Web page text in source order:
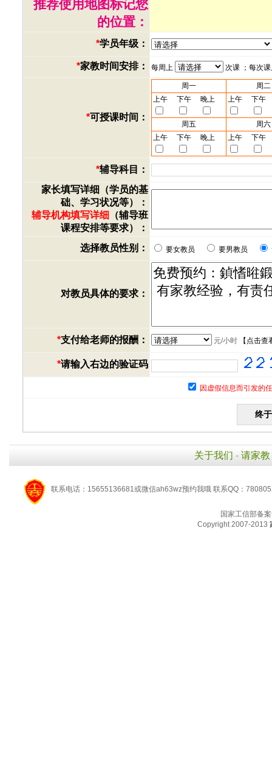
推荐使用地图标记您
的位置：
*学员年级：
*家教时间安排： 每周上 次课 ；每次
*可授课时间：
周一
周二
上午
下午 晚上 上午 下午
周五
周六
上午
下午 晚上 上午 下午
*辅导科目：
家长填写详细（学员的基
础、学习状况等）：
辅导机构填写详细 （辅导班
课程安排等要求）：
选择教员性别：
要女教员 要男教员
对教员具体的要求：
*支付给老师的报酬： 元/小时【 点击查
*请输入右边的验证码
因虚假信息而引发的
关于我们 - 请家教
联系电话：15655136681或微信ah63wz预约我哦 联系QQ：
国家工信部备
Copyright 2007-2013